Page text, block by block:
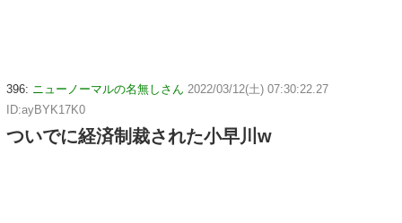
396: ニューノーマルの名無しさん 2022/03/12(土) 07:30:22.27
ID:ayBYK17K0
ついでに経済制裁された小早川w